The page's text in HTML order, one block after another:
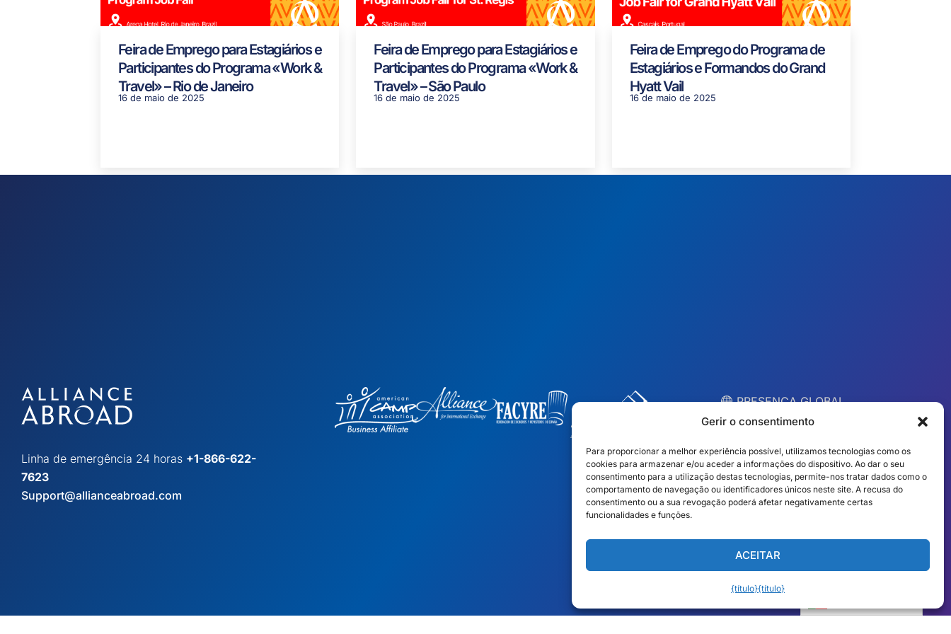
Gerir o consentimento
Para proporcionar a melhor experiência possível, utilizamos tecnologias como os
cookies para armazenar e/ou aceder a informações do dispositivo. Ao dar o seu
consentimento para a utilização destas tecnologias, permite-nos tratar dados como o
comportamento de navegação ou identificadores únicos neste site. A recusa do
consentimento ou a sua revogação poderá afetar negativamente certas
funcionalidades e funções.
ACEITAR
{título}{título}
Feira de Emprego para Estagiários e
Participantes do Programa «Work &
Travel» – Rio de Janeiro
16 de maio de 2025
Feira de Emprego para Estagiários e
Participantes do Programa «Work &
Travel» – São Paulo
16 de maio de 2025
Feira de Emprego do Programa de
Estagiários e Formandos do Grand
Hyatt Vail
16 de maio de 2025
Linha de emergência 24 horas +1-866-622-
7623
Support@allianceabroad.com
︎ PRESENÇA GLOBAL
Equipas locais em 10
países
EUA
México
Espanha
Irlanda
Austrália
S. África